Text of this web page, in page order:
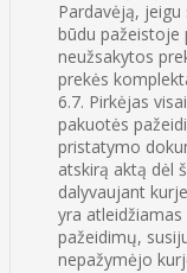
Pardavėją,
būdu pažeistoje
neužsakytos
prekės
6.7. Pirkėjas
pakuotės
pristatymo
atskirą aktą dėl
dalyvaujant
yra
pažeidimų,
nepažymėjo